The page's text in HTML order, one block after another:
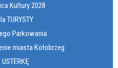
Kultury 2028
TURYSTY
Parkowania
miasta Kołobrzeg